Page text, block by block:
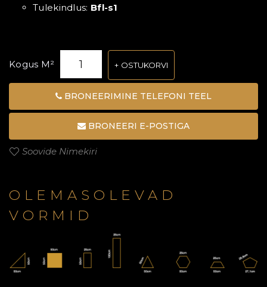
Tulekindlus: Bfl-s1
Kogus M² OSTUKORVI
BRONEERIMINE TELEFONI TEEL
BRONEERI E-POSTIGA
Soovide Nimekiri
OLEMASOLEVAD
VORMID